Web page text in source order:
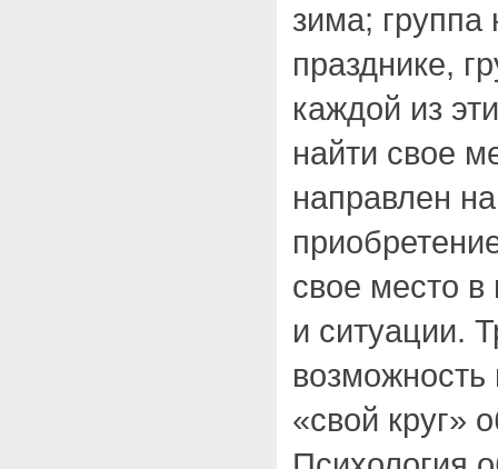
зима; группа
празднике,
каждой из
найти свое
направлен
свое место
и ситуации.
возможность
«свой круг»